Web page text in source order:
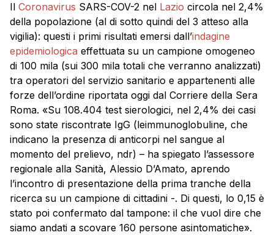
Il Coronavirus SARS-COV-2 nel Lazio circola nel 2,4%
della popolazione (al di sotto quindi del 3 atteso alla
vigilia): questi i primi risultati emersi dall’indagine
epidemiologica effettuata su un campione omogeneo
di 100 mila (sui 300 mila totali che verranno analizzati)
tra operatori del servizio sanitario e appartenenti alle
forze dell’ordine riportata oggi dal Corriere della Sera
Roma. «Su 108.404 test sierologici, nel 2,4% dei casi
sono state riscontrate IgG (leimmunoglobuline, che
indicano la presenza di anticorpi nel sangue al
momento del prelievo, ndr) – ha spiegato l’assessore
regionale alla Sanità, Alessio D’Amato, aprendo
l’incontro di presentazione della prima tranche della
ricerca su un campione di cittadini -. Di questi, lo 0,15 è
stato poi confermato dal tampone: il che vuol dire che
siamo andati a scovare 160 persone asintomatiche».